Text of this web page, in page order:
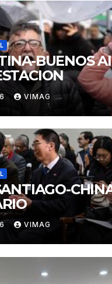
BUENOS
VIMAG
VIMAG